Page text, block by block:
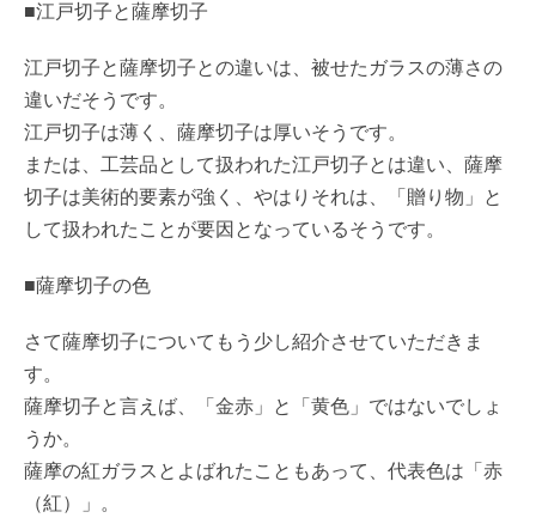
■江戸切子と薩摩切子
江戸切子と薩摩切子との違いは、被せたガラスの薄さの
違いだそうです。
江戸切子は薄く、薩摩切子は厚いそうです。
または、工芸品として扱われた江戸切子とは違い、薩摩
切子は美術的要素が強く、やはりそれは、「贈り物」と
して扱われたことが要因となっているそうです。
■薩摩切子の色
さて薩摩切子についてもう少し紹介させていただきま
す。
薩摩切子と言えば、「金赤」と「黄色」ではないでしょ
うか。
薩摩の紅ガラスとよばれたこともあって、代表色は「赤
（紅）」。